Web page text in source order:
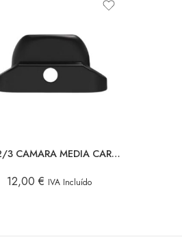
PAX 2/3 CAMARA MEDIA CARGA
12,00 € IVA Incluído